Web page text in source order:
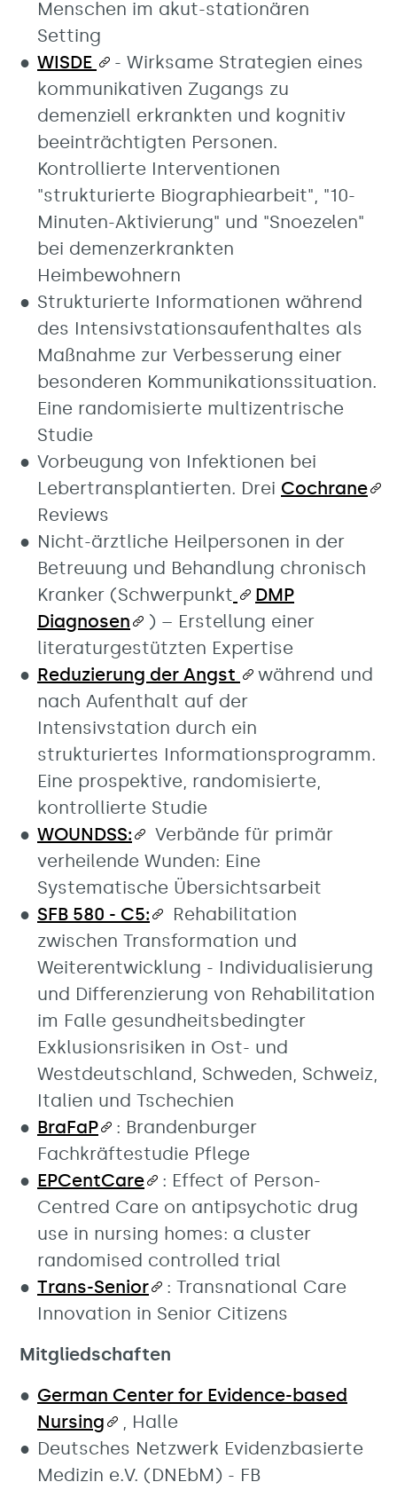
Menschen im akut-stationären
Setting
WISDE
- Wirksame Strategien eines
kommunikativen Zugangs zu
demenziell erkrankten und kognitiv
beeinträchtigten Personen.
Kontrollierte Interventionen
"strukturierte Biographiearbeit", "10-
Minuten-Aktivierung" und "Snoezelen"
bei demenzerkrankten
Heimbewohnern
Strukturierte Informationen während
des Intensivstationsaufenthaltes als
Maßnahme zur Verbesserung einer
besonderen Kommunikationssituation.
Eine randomisierte multizentrische
Studie
Vorbeugung von Infektionen bei
Lebertransplantierten. Drei Cochrane
Reviews
Nicht-ärztliche Heilpersonen in der
Betreuung und Behandlung chronisch
Kranker (Schwerpunkt
DMP
Diagnosen
) – Erstellung einer
literaturgestützten Expertise
Reduzierung der Angst
während und
nach Aufenthalt auf der
Intensivstation durch ein
strukturiertes Informationsprogramm.
Eine prospektive, randomisierte,
kontrollierte Studie
WOUNDSS:
Verbände für primär
verheilende Wunden: Eine
Systematische Übersichtsarbeit
SFB 580 - C5:
Rehabilitation
zwischen Transformation und
Weiterentwicklung - Individualisierung
und Differenzierung von Rehabilitation
im Falle gesundheitsbedingter
Exklusionsrisiken in Ost- und
Westdeutschland, Schweden, Schweiz,
Italien und Tschechien
BraFaP
: Brandenburger
Fachkräftestudie Pflege
EPCentCare
: Effect of Person-
Centred Care on antipsychotic drug
use in nursing homes: a cluster
randomised controlled trial
Trans-Senior
: Transnational Care
Innovation in Senior Citizens
Mitgliedschaften
German Center for Evidence-based
Nursing
, Halle
Deutsches Netzwerk Evidenzbasierte
Medizin e.V. (DNEbM) - FB